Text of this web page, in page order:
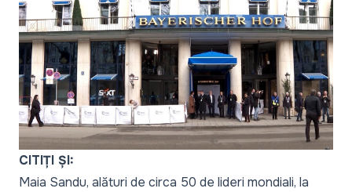
CITIȚI ȘI:
Maia Sandu, alături de circa 50 de lideri mondiali, la